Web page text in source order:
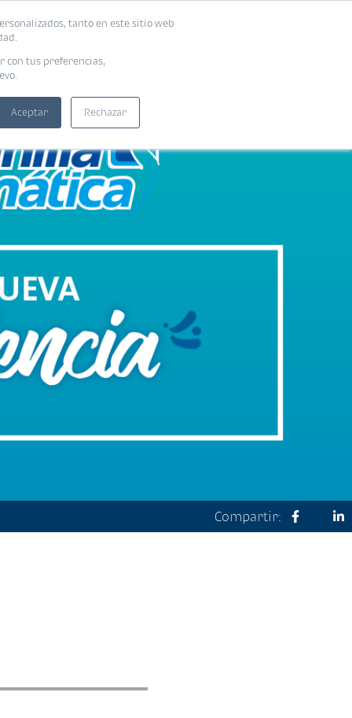
tanto en este sitio web
con tus preferencias,
Aceptar Rechazar
EBOOKS
Compartir: